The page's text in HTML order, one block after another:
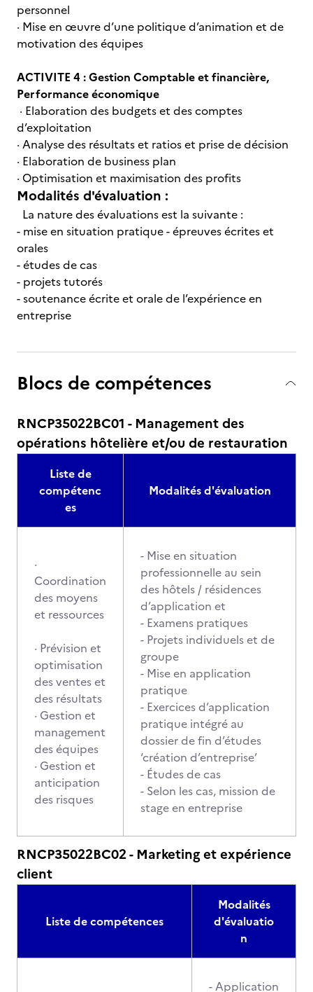
personnel
· Mise en œuvre d’une politique d’animation et de
motivation des équipes
ACTIVITE 4 : Gestion Comptable et financière,
Performance économique
· Elaboration des budgets et des comptes
d’exploitation
· Analyse des résultats et ratios et prise de décision
· Elaboration de business plan
· Optimisation et maximisation des profits
Modalités d'évaluation :
La nature des évaluations est la suivante :
- mise en situation pratique - épreuves écrites et
orales
- études de cas
- projets tutorés
- soutenance écrite et orale de l’expérience en
entreprise
Blocs de compétences
RNCP35022BC01 - Management des
opérations hôtelière et/ou de restauration
Liste de
compétenc
es
Modalités d'évaluation
·
Coordination
des moyens
et ressources
· Prévision et
optimisation
des ventes et
des résultats
· Gestion et
management
des équipes
· Gestion et
anticipation
des risques
- Mise en situation
professionnelle au sein
des hôtels / résidences
d’application et
- Examens pratiques
- Projets individuels et de
groupe
- Mise en application
pratique
- Exercices d’application
pratique intégré au
dossier de fin d’études
‘création d’entreprise’
- Études de cas
- Selon les cas, mission de
stage en entreprise
RNCP35022BC02 - Marketing et expérience
client
Liste de compétences
Modalités
d'évaluatio
n
- Application